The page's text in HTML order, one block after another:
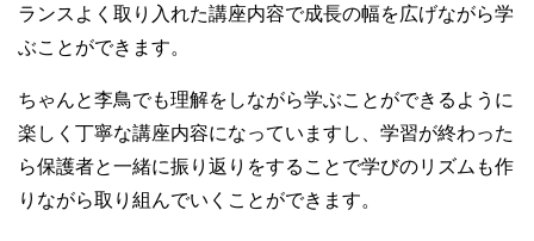
ランスよく取り入れた講座内容で成長の幅を広げながら学
ぶことができます。
ちゃんと李鳥でも理解をしながら学ぶことができるように
楽しく丁寧な講座内容になっていますし、学習が終わった
ら保護者と一緒に振り返りをすることで学びのリズムも作
りながら取り組んでいくことができます。